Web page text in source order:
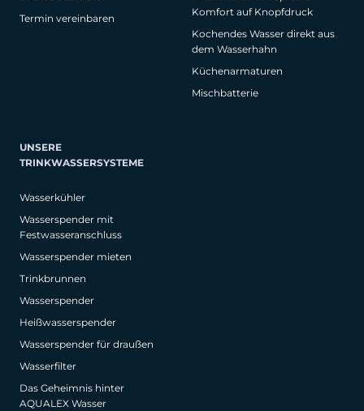
Termin vereinbaren
Komfort auf Knopfdruck
Kochendes Wasser direkt aus
dem Wasserhahn
Küchenarmaturen
Mischbatterie
UNSERE
TRINKWASSERSYSTEME
Wasserkühler
Wasserspender mit
Festwasseranschluss
Wasserspender mieten
Trinkbrunnen
Wasserspender
Heißwasserspender
Wasserspender für draußen
Wasserfilter
Das Geheimnis hinter
AQUALEX Wasser